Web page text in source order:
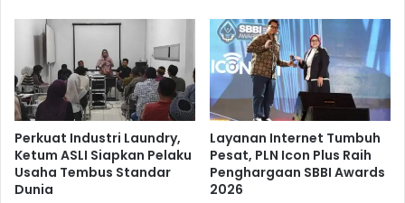
n
S
u
r
a
t
I
n
u
g
B
a
n
g
k
i
Perkuat Industri Laundry,
Ketum ASLI Siapkan Pelaku
Usaha Tembus Standar
Dunia
Layanan Internet Tumbuh
Pesat, PLN Icon Plus Raih
Penghargaan SBBI Awards
2026